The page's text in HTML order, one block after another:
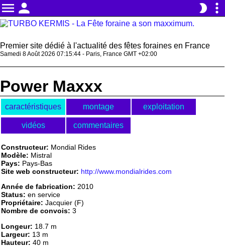
menu person brightness_2 more_vert
Premier site dédié à l'actualité des fêtes foraines en France
Samedi 8 Août 2026 07:15:44 - Paris, France GMT +02:00
Power Maxxx
caractéristiques montage exploitation
vidéos commentaires
Constructeur: Mondial Rides
Modèle: Mistral
Pays: Pays-Bas
Site web constructeur: http://www.mondialrides.com
Année de fabrication: 2010
Status: en service
Propriétaire: Jacquier (F)
Nombre de convois: 3
Longeur: 18.7 m
Largeur: 13 m
Hauteur: 40 m